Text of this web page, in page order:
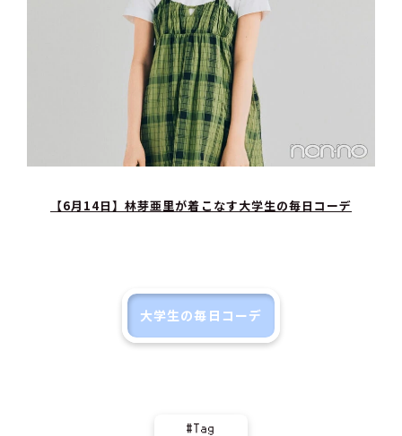
【6月14日】林芽亜里が着こなす大学生の毎日コーデ
大学生の毎日コーデ
#Tag